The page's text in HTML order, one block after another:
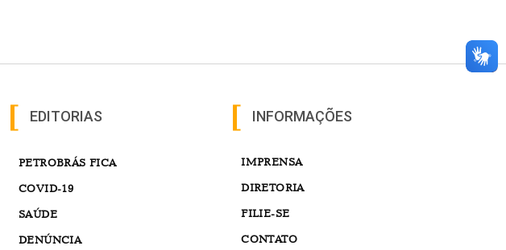
EDITORIAS
PETROBRÁS FICA
COVID-19
SAÚDE
DENÚNCIA
INFORMAÇÕES
IMPRENSA
DIRETORIA
FILIE-SE
CONTATO